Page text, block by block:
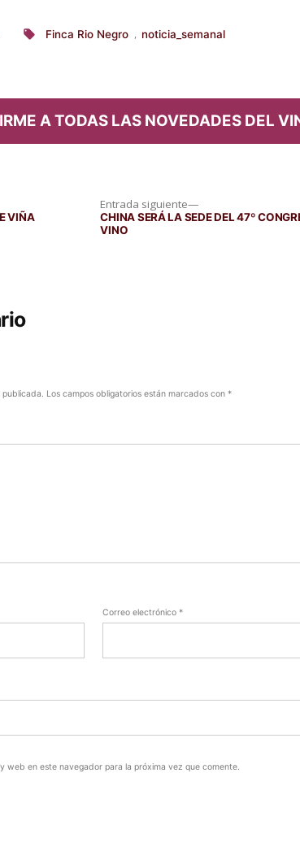
Etiquetas:
Finca Rio Negro , noticia_semanal
A TODAS LAS NOVEDADES DEL
VIÑA
Entrada siguiente
Entrada
siguiente:
CHINA SERÁ LA SEDE DEL 47º
VINO
Los campos obligatorios están marcados con *
Correo electrónico *
web en este navegador para la próxima vez que comente.